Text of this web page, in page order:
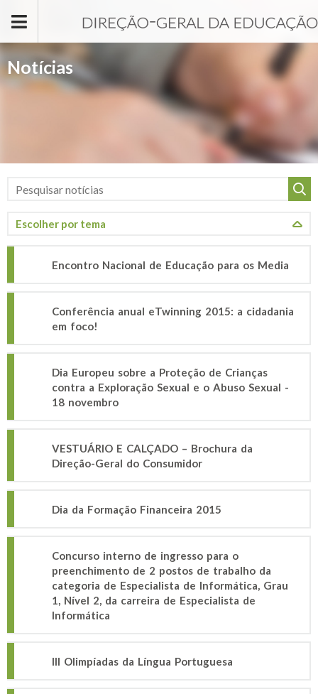
Notícias
Encontro Nacional de Educação para os Media
Conferência anual eTwinning 2015: a cidadania
em foco!
Dia Europeu sobre a Proteção de Crianças
contra a Exploração Sexual e o Abuso Sexual -
18 novembro
VESTUÁRIO E CALÇADO – Brochura da
Direção-Geral do Consumidor
Dia da Formação Financeira 2015
Concurso interno de ingresso para o
preenchimento de 2 postos de trabalho da
categoria de Especialista de Informática, Grau
1, Nível 2, da carreira de Especialista de
Informática
III Olimpíadas da Língua Portuguesa